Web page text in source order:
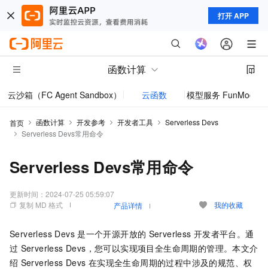
打开 APP
函数计算
云沙箱（FC Agent Sandbox） 云函数 模型服务 FunModel
首页 函数计算 开发参考 开发者工具
Serverless Devs
Serverless Devs常用命令
Serverless Devs常用命令
更新时间： 2024-07-25 05:59:07
复制 MD 格式
产品详情 我的收藏
Serverless Devs 是一个开源开放的 Serverless 开发者平台。通
过 Serverless Devs，您可以实现项目全生命周期的管理。本文介
绍 Serverless Devs 在实现全生命周期的过程中涉及的规范、权